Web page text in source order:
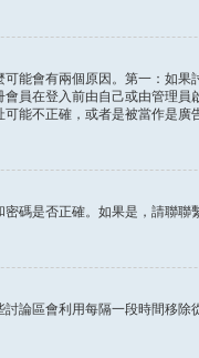
能會有兩個原因。第一：如
員在登入前由自己或由管理
能不正確，或者是被當作是
碼是否正確。如果是，請聯
論區會利用每隔一段時間移